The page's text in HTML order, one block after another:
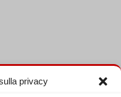
privacy